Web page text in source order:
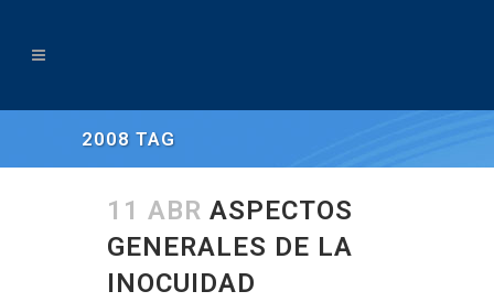
2008 TAG
11 ABR ASPECTOS
GENERALES DE LA
INOCUIDAD